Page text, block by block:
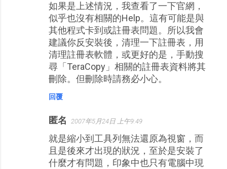
如果是上述情況，我查看了一下官網，
似乎也沒有相關的Help。這有可能是與
其他程式卡到或註冊表問題。所以我會
建議你反安裝後，清理一下註冊表，用
清理註冊表軟體，或更好的是，手動搜
尋「TeraCopy」相關的註冊表資料將其
刪除。但刪除時請務必小心。
回覆
匿名 2007年5月24日 上午9:49
就是縮小到工具列無法還原為視窗，而
且是後來才出現的狀況，至於是安裝了
什麼才有問題，印象中也只有電腦中現